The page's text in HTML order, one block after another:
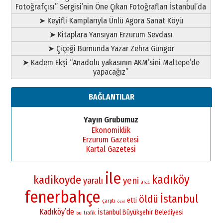
Fotoğrafçısı” Sergisi’nin Öne Çıkan Fotoğrafları İstanbul’da
➤ Keyifli Kamplarıyla Ünlü Agora Sanat Köyü
➤ Kitaplara Yansıyan Erzurum Sevdası
➤ Çiçeği Burnunda Yazar Zehra Güngör
➤ Kadem Ekşi “Anadolu yakasının AKM’sini Maltepe’de
yapacağız”
BAĞLANTILAR
Yayın Grubumuz
Ekonomiklik
Erzurum Gazetesi
Kartal Gazetesi
kadikoydeyaralı ile yeni arac kadıköy
fenerbahçe çarptı özel etti öldü İstanbul
Kadıköy’de bu trafik İstanbul Büyükşehir Belediyesi